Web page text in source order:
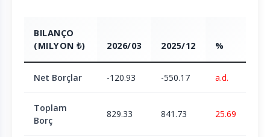
BILANÇO
(MILYON ₺)
2026/03 2025/12 %
Net Borçlar -120.93 -550.17 a.d.
Toplam
Borç
829.33 841.73 25.69